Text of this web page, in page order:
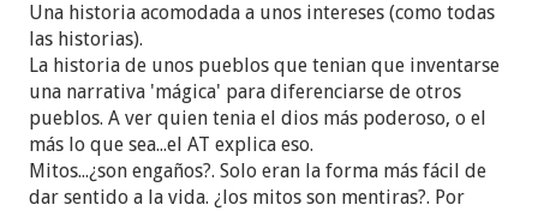
Una historia acomodada a unos intereses (como todas
las historias).
La historia de unos pueblos que tenian que inventarse
una narrativa 'mágica' para diferenciarse de otros
pueblos. A ver quien tenia el dios más poderoso, o el
más lo que sea...el AT explica eso.
Mitos...¿son engaños?. Solo eran la forma más fácil de
dar sentido a la vida. ¿los mitos son mentiras?. Por